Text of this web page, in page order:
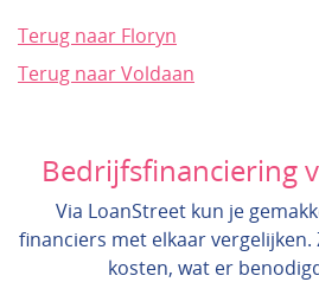
Terug naar Floryn
Terug naar Voldaan
Bedrijfsfinanciering
Via LoanStreet kun je
financiers met elkaar vergelijken.
kosten, wat er